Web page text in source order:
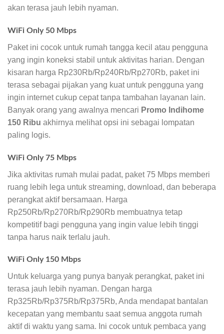
akan terasa jauh lebih nyaman.
WiFi Only 50 Mbps
Paket ini cocok untuk rumah tangga kecil atau pengguna
yang ingin koneksi stabil untuk aktivitas harian. Dengan
kisaran harga Rp230Rb/Rp240Rb/Rp270Rb, paket ini
terasa sebagai pijakan yang kuat untuk pengguna yang
ingin internet cukup cepat tanpa tambahan layanan lain.
Banyak orang yang awalnya mencari Promo Indihome
150 Ribu akhirnya melihat opsi ini sebagai lompatan
paling logis.
WiFi Only 75 Mbps
Jika aktivitas rumah mulai padat, paket 75 Mbps memberi
ruang lebih lega untuk streaming, download, dan beberapa
perangkat aktif bersamaan. Harga
Rp250Rb/Rp270Rb/Rp290Rb membuatnya tetap
kompetitif bagi pengguna yang ingin value lebih tinggi
tanpa harus naik terlalu jauh.
WiFi Only 150 Mbps
Untuk keluarga yang punya banyak perangkat, paket ini
terasa jauh lebih nyaman. Dengan harga
Rp325Rb/Rp375Rb/Rp375Rb, Anda mendapat bantalan
kecepatan yang membantu saat semua anggota rumah
aktif di waktu yang sama. Ini cocok untuk pembaca yang